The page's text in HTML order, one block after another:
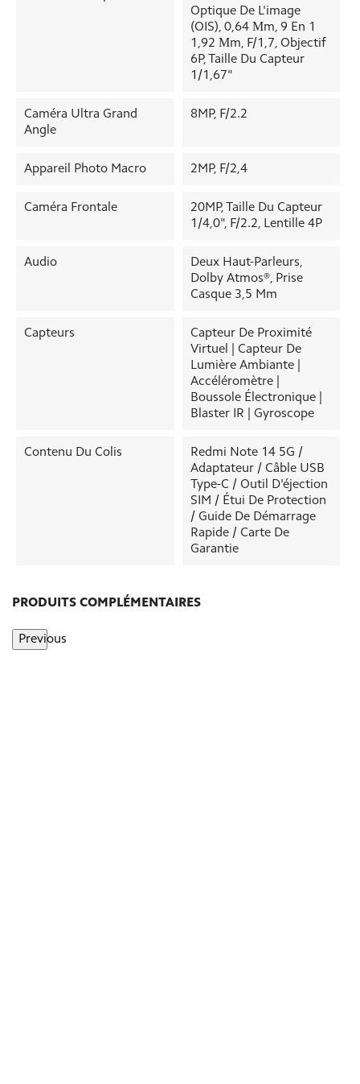
Optique De L'image
(OIS), 0,64 Μm, 9 En 1
1,92 Μm, F/1,7, Objectif
6P, Taille Du Capteur
1/1,67"
Caméra Ultra Grand
Angle
8MP, F/2.2
Appareil Photo Macro 2MP, F/2,4
Caméra Frontale
20MP, Taille Du Capteur
1/4,0", F/2.2, Lentille 4P
Audio
Deux Haut-Parleurs,
Dolby Atmos®, Prise
Casque 3,5 Mm
Capteurs
Capteur De Proximité
Virtuel | Capteur De
Lumière Ambiante |
Accéléromètre |
Boussole Électronique |
Blaster IR | Gyroscope
Contenu Du Colis
Redmi Note 14 5G /
Adaptateur / Câble USB
Type-C / Outil D'éjection
SIM / Étui De Protection
/ Guide De Démarrage
Rapide / Carte De
Garantie
PRODUITS COMPLÉMENTAIRES
Previous